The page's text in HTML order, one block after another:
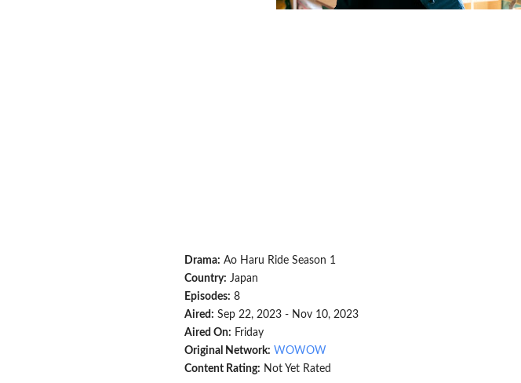
Drama: Ao Haru Ride Season 1
Country: Japan
Episodes: 8
Aired: Sep 22, 2023 - Nov 10, 2023
Aired On: Friday
Original Network: WOWOW
Content Rating: Not Yet Rated